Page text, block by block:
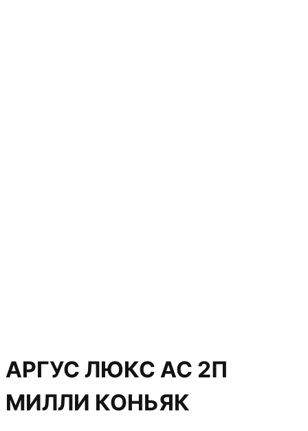
АРГУС ЛЮКС АС 2П
МИЛЛИ КОНЬЯК